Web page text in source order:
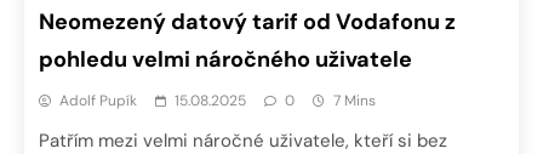
Neomezený datový tarif od Vodafonu z
pohledu velmi náročného uživatele
Adolf Pupík 15.08.2025 0 7 Mins
Patřím mezi velmi náročné uživatele, kteří si bez